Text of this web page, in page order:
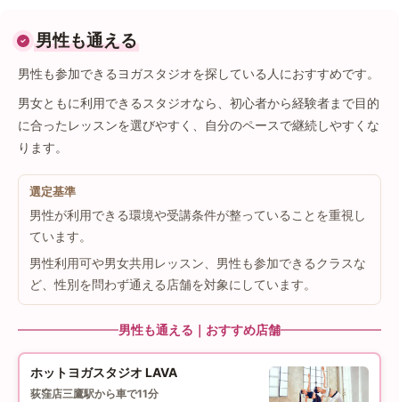
男性も通える
男性も参加できるヨガスタジオを探している人におすすめです。
男女ともに利用できるスタジオなら、初心者から経験者まで目的
に合ったレッスンを選びやすく、自分のペースで継続しやすくな
ります。
選定基準
男性が利用できる環境や受講条件が整っていることを重視し
ています。
男性利用可や男女共用レッスン、男性も参加できるクラスな
ど、性別を問わず通える店舗を対象にしています。
男性も通える｜おすすめ店舗
ホットヨガスタジオ LAVA
荻窪店三鷹駅から車で11分